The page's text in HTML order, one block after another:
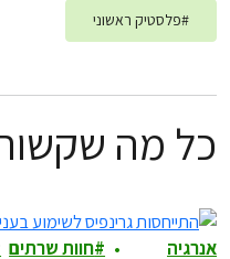
#פלסטיק ראשוני
כל מה
אנרגיה
חוות שרתים